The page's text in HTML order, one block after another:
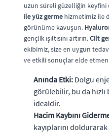
uzun süreli güzelliğin keyfini
ile yüz germe hizmetimiz ile
görünüme kavuşun.
gençlik ışıltısını artırın.Cilt
ekibimiz, size en uygun
ve etkili sonuçlar elde
Anında Etki: Dolgu
görülebilir, bu da
idealdir.
Hacim Kaybını
kayıplarını